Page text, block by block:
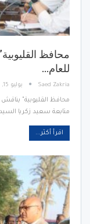
محافظ
للعام…
Saed Zakria يوليو 15, 2025
متابعة سعيد زكريا
اقرأ أكثر...